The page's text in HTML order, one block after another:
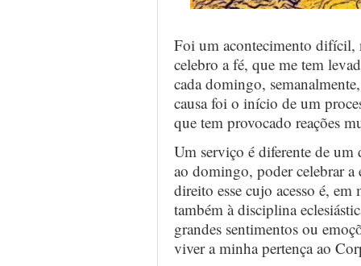
Foi um acontecimento difícil,
celebro a fé, que me tem
cada domingo,
causa foi o início de um
que tem provocado reações
Um serviço é diferente de
ao domingo, poder celebrar
direito esse cujo acesso é,
também à disciplina
grandes sentimentos ou
viver a minha pertença ao